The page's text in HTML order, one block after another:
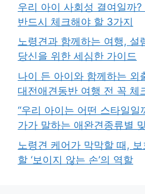
우리 아이 사회성 결여일까
반드시 체크해야 할 3가지
노령견과 함께하는 여행, 설
당신을 위한 세심한 가이드
나이 든 아이와 함께하는 외
대전애견동반 여행 전 꼭 체
“우리 아이는 어떤 스타일일
가가 말하는 애완견종류별
노령견 케어가 막막할 때,
할 ‘보이지 않는 손’의 역할